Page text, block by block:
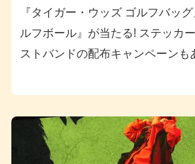
『タイガー・ウッズ ゴルフバッ
ルフボール』が当たる! ステッカ
ストバンドの配布キャンペーンも